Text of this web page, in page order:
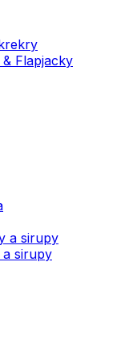
Flapjacky
a sirupy
a sirupy